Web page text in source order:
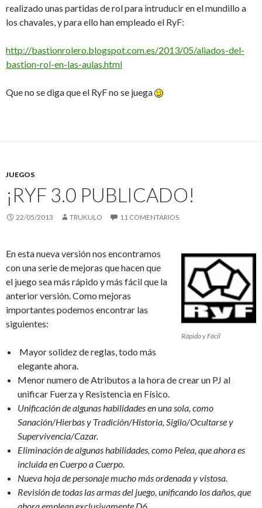
realizado unas partidas de rol para intruducir en el mundillo a
los chavales, y para ello han empleado el RyF:
http://bastionrolero.blogspot.com.es/2013/05/aliados-del-
bastion-rol-en-las-aulas.html
Que no se diga que el RyF no se juega
JUEGOS
¡RYF 3.0 PUBLICADO!
22/05/2013 TRUKULO 11 COMENTARIOS
Rápido y Fácil
En esta nueva versión nos encontramos
con una serie de mejoras que hacen que
el juego sea más rápido y más fácil que la
anterior versión. Como mejoras
importantes podemos encontrar las
siguientes:
Mayor solidez de reglas, todo más
elegante ahora.
Menor numero de Atributos a la hora de crear un PJ al
unificar Fuerza y Resistencia en Físico.
Unificación de algunas habilidades en una sola, como
Sanación/Hierbas y Tradición/Historia, Sigilo/Ocultarse y
Supervivencia/Cazar.
Eliminación de algunas habilidades, como Pelea, que ahora es
incluida en Cuerpo a Cuerpo.
Nueva hoja de personaje mucho más ordenada y vistosa.
Revisión de todas las armas del juego, unificando los daños, que